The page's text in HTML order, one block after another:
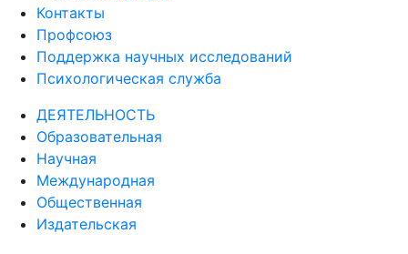
Контакты
Профсоюз
Поддержка научных исследований
Психологическая служба
ДЕЯТЕЛЬНОСТЬ
Образовательная
Научная
Международная
Общественная
Издательская